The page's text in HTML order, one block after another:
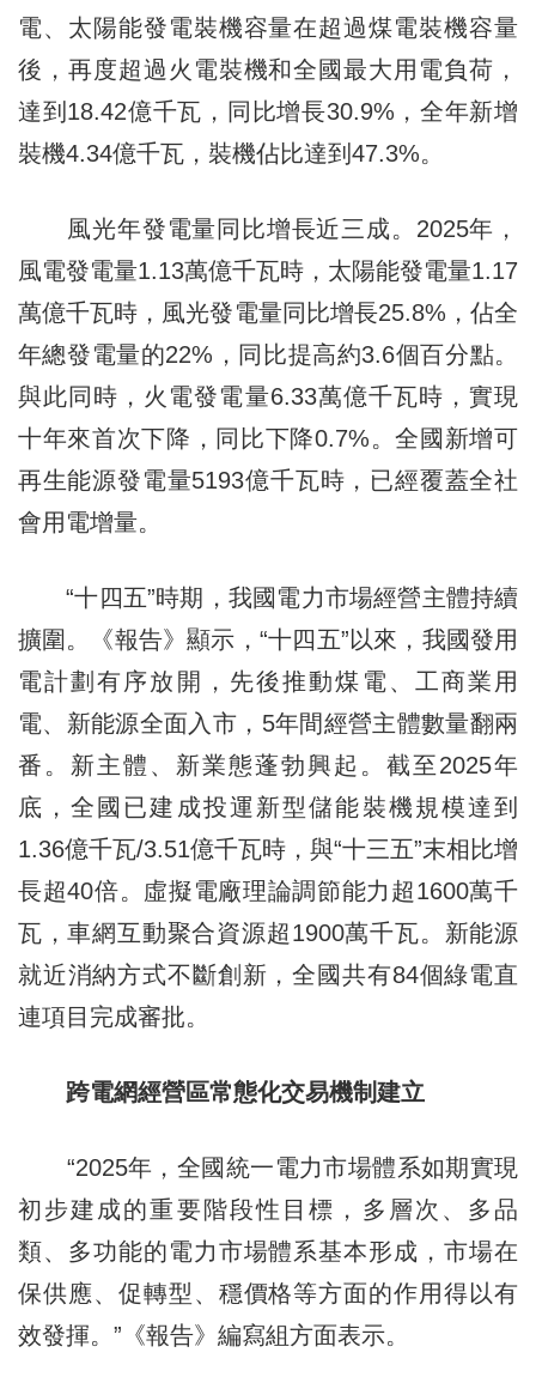
電、太陽能發電裝機容量在超過煤電裝機容量
後，再度超過火電裝機和全國最大用電負荷，
達到18.42億千瓦，同比增長30.9%，全年新增
裝機4.34億千瓦，裝機佔比達到47.3%。
風光年發電量同比增長近三成。2025年，
風電發電量1.13萬億千瓦時，太陽能發電量1.17
萬億千瓦時，風光發電量同比增長25.8%，佔全
年總發電量的22%，同比提高約3.6個百分點。
與此同時，火電發電量6.33萬億千瓦時，實現
十年來首次下降，同比下降0.7%。全國新增可
再生能源發電量5193億千瓦時，已經覆蓋全社
會用電增量。
“十四五”時期，我國電力市場經營主體持續
擴圍。《報告》顯示，“十四五”以來，我國發用
電計劃有序放開，先後推動煤電、工商業用
電、新能源全面入市，5年間經營主體數量翻兩
番。新主體、新業態蓬勃興起。截至2025年
底，全國已建成投運新型儲能裝機規模達到
1.36億千瓦/3.51億千瓦時，與“十三五”末相比增
長超40倍。虛擬電廠理論調節能力超1600萬千
瓦，車網互動聚合資源超1900萬千瓦。新能源
就近消納方式不斷創新，全國共有84個綠電直
連項目完成審批。
跨電網經營區常態化交易機制建立
“2025年，全國統一電力市場體系如期實現
初步建成的重要階段性目標，多層次、多品
類、多功能的電力市場體系基本形成，市場在
保供應、促轉型、穩價格等方面的作用得以有
效發揮。”《報告》編寫組方面表示。